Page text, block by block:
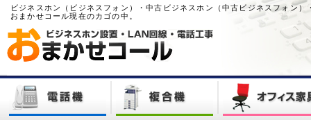
ビジネスホン（ビジネスフォン）・中古ビジネスホン（中古ビジネスフォン
おまかせコール現在のカゴの中。